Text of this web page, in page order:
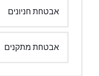
אבטחת חניונים
אבטחת מתקנים